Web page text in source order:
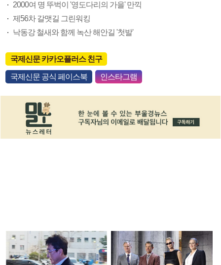
2000여 명 뚜벅이 '영도다리의 가을' 만끽
제56차 갈맷길 그린워킹
낙동강 철새와 함께 녹산 해안길 '첫발'
국제신문 카카오플러스 친구
국제신문 공식 페이스북 인스타그램